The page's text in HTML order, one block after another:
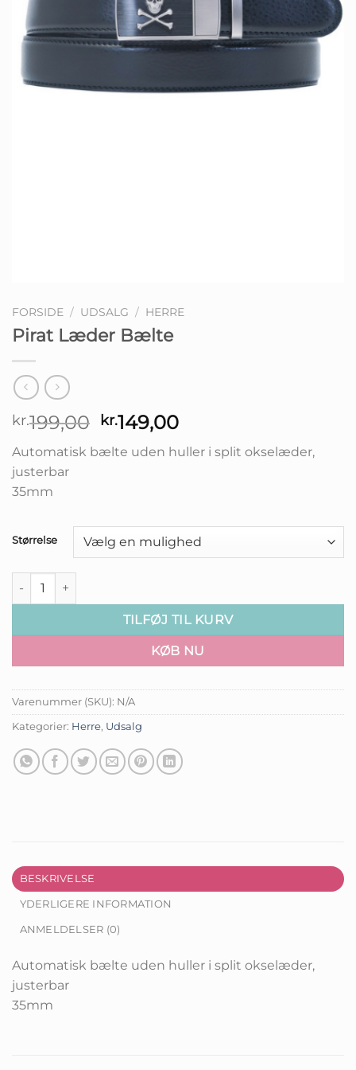
FORSIDE / UDSALG / HERRE
Pirat Læder Bælte
kr.199,00 Den
oprindelige
pris
kr.149,00Den
aktuelle
pris
Automatisk bælte uden huller i split okselæder,
justerbar
35mm
Størrelse
Pirat Læder Bælte antal
TILFØJ TIL KURV
KØB NU
Varenummer (SKU): N/A
Kategorier: Herre, Udsalg
BESKRIVELSE
YDERLIGERE INFORMATION
ANMELDELSER (0)
Automatisk bælte uden huller i split okselæder,
justerbar
35mm